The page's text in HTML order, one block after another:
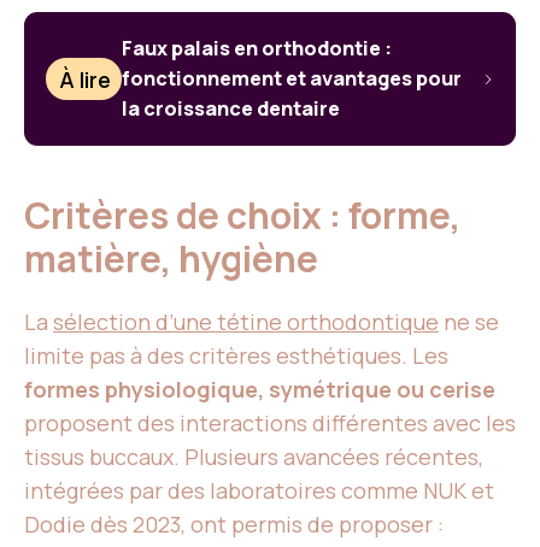
À lire
Faux palais en orthodontie :
fonctionnement et avantages pour
la croissance dentaire
Critères de choix : forme,
matière, hygiène
La sélection d’une tétine orthodontique ne se
limite pas à des critères esthétiques. Les
formes physiologique, symétrique ou cerise
proposent des interactions différentes avec les
tissus buccaux. Plusieurs avancées récentes,
intégrées par des laboratoires comme NUK et
Dodie dès 2023, ont permis de proposer :